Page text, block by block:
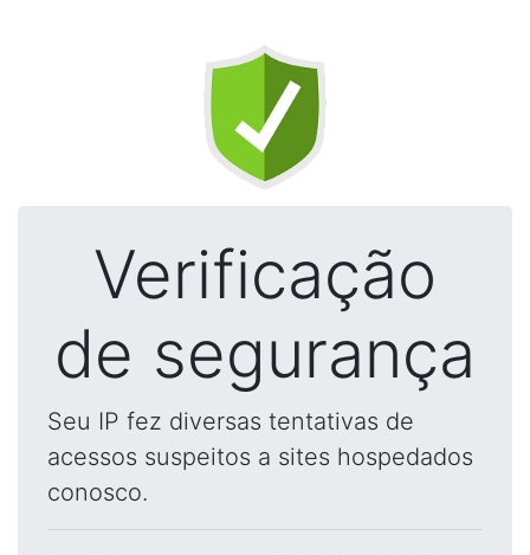
Verificação
de segurança
Seu IP fez diversas tentativas de
acessos suspeitos a sites hospedados
conosco.